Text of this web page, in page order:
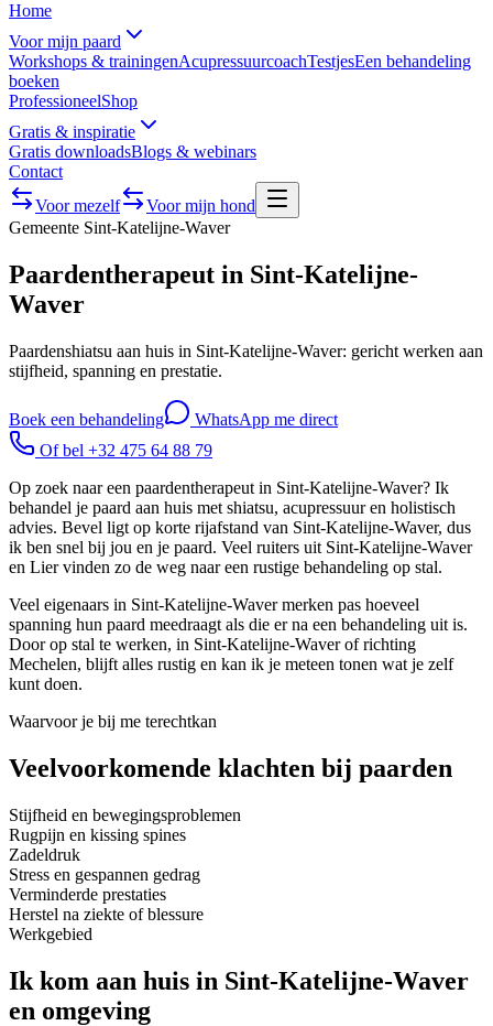
Home
Voor mijn paard
Workshops & trainingenAcupressuurcoachTestjesEen behandeling
boeken
ProfessioneelShop
Gratis & inspiratie
Gratis downloadsBlogs & webinars
Contact
Voor mezelf
Voor mijn hond
Gemeente Sint-Katelijne-Waver
Paardentherapeut in Sint-Katelijne-
Waver
Paardenshiatsu aan huis in Sint-Katelijne-Waver: gericht werken aan
stijfheid, spanning en prestatie.
Boek een behandeling
WhatsApp me direct
Of bel +32 475 64 88 79
Op zoek naar een paardentherapeut in Sint-Katelijne-Waver? Ik
behandel je paard aan huis met shiatsu, acupressuur en holistisch
advies. Bevel ligt op korte rijafstand van Sint-Katelijne-Waver, dus
ik ben snel bij jou en je paard. Veel ruiters uit Sint-Katelijne-Waver
en Lier vinden zo de weg naar een rustige behandeling op stal.
Veel eigenaars in Sint-Katelijne-Waver merken pas hoeveel
spanning hun paard meedraagt als die er na een behandeling uit is.
Door op stal te werken, in Sint-Katelijne-Waver of richting
Mechelen, blijft alles rustig en kan ik je meteen tonen wat je zelf
kunt doen.
Waarvoor je bij me terechtkan
Veelvoorkomende klachten bij paarden
Stijfheid en bewegingsproblemen
Rugpijn en kissing spines
Zadeldruk
Stress en gespannen gedrag
Verminderde prestaties
Herstel na ziekte of blessure
Werkgebied
Ik kom aan huis in Sint-Katelijne-Waver
en omgeving